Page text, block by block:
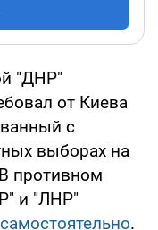
"ДНР"
от Киева
с
выборах на
противном
и "ЛНР"
.